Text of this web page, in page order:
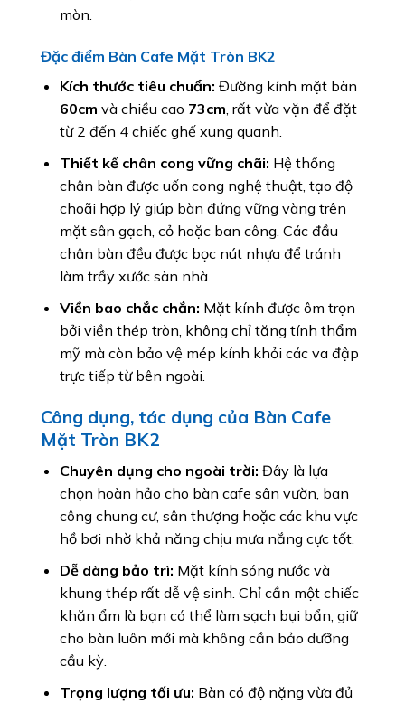
mòn.
Đặc điểm Bàn Cafe Mặt Tròn BK2
Kích thước tiêu chuẩn: Đường kính mặt bàn
60cm và chiều cao 73cm, rất vừa vặn để đặt
từ 2 đến 4 chiếc ghế xung quanh.
Thiết kế chân cong vững chãi: Hệ thống
chân bàn được uốn cong nghệ thuật, tạo độ
choãi hợp lý giúp bàn đứng vững vàng trên
mặt sân gạch, cỏ hoặc ban công. Các đầu
chân bàn đều được bọc nút nhựa để tránh
làm trầy xước sàn nhà.
Viền bao chắc chắn: Mặt kính được ôm trọn
bởi viền thép tròn, không chỉ tăng tính thẩm
mỹ mà còn bảo vệ mép kính khỏi các va đập
trực tiếp từ bên ngoài.
Công dụng, tác dụng của Bàn Cafe
Mặt Tròn BK2
Chuyên dụng cho ngoài trời: Đây là lựa
chọn hoàn hảo cho bàn cafe sân vườn, ban
công chung cư, sân thượng hoặc các khu vực
hồ bơi nhờ khả năng chịu mưa nắng cực tốt.
Dễ dàng bảo trì: Mặt kính sóng nước và
khung thép rất dễ vệ sinh. Chỉ cần một chiếc
khăn ẩm là bạn có thể làm sạch bụi bẩn, giữ
cho bàn luôn mới mà không cần bảo dưỡng
cầu kỳ.
Trọng lượng tối ưu: Bàn có độ nặng vừa đủ